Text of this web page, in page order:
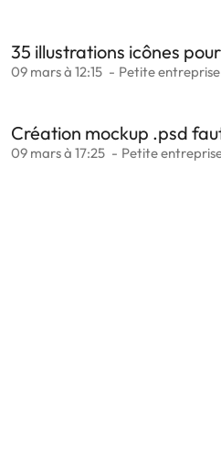
35 illustrations icônes
09 mars à 12:15 Petite entreprise
Création mockup .psd
09 mars à 17:25 Petite